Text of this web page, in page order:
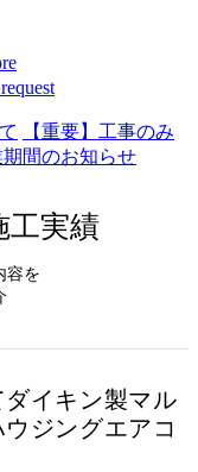
【重要】工事のみ
期間のお知らせ
工実績
容を
イキン製マル
ジングエアコ